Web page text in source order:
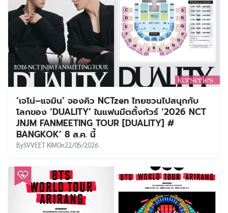
‘เจโน่–แจมิน’ จองคิว NCTzen ไทยชวนไปสนุกกับ
โลกของ ‘DUALITY’ ในแฟนมีตติ้งทัวร์ ‘2026 NCT
JNJM FANMEETING TOUR [DUALITY] #
BANGKOK’ 8 ส.ค. นี้
BySVVEET KIMOn22/05/2026